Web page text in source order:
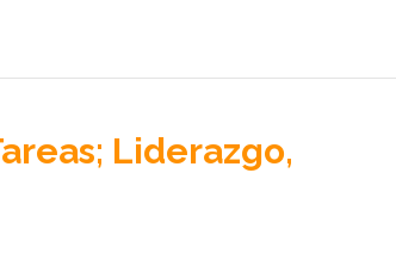
Liderazgo,